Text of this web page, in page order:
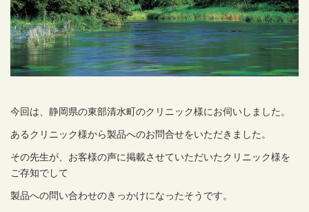
今回は、静岡県の東部清水町のクリニック様にお伺いしました。
あるクリニック様から製品へのお問合せをいただきました。
その先生が、お客様の声に掲載させていただいたクリニック様を
ご存知でして
製品への問い合わせのきっかけになったそうです。